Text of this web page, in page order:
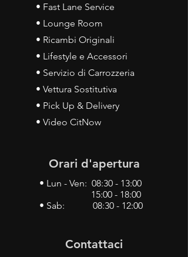
• Fast Lane Service
• Lounge Room
• Ricambi Originali
• Lifestyle e Accessori
• Servizio di Carrozzeria
• Vettura Sostitutiva
• Pick Up & Delivery
• Video CitNow
Orari d'apertura
• Lun - Ven: 08:30 - 13:00
15:00 - 18:00
• Sab: 08:30 - 12:00
Contattaci